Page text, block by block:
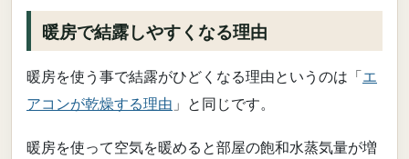
暖房で結露しやすくなる理由
暖房を使う事で結露がひどくなる理由というのは「エ
アコンが乾燥する理由 」と同じです。
暖房を使って空気を暖めると部屋の飽和水蒸気量が増